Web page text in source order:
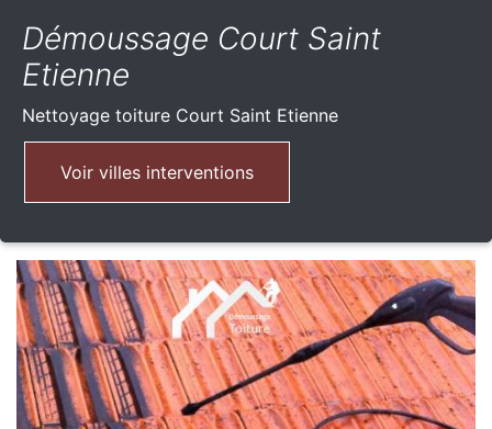
Démoussage Court Saint
Etienne
Nettoyage toiture Court Saint Etienne
Voir villes interventions